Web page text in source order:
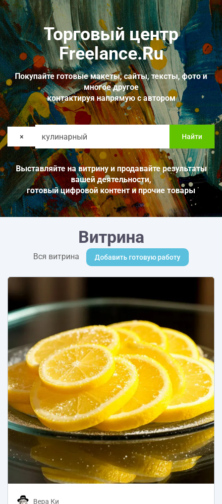
Торговый центр
Freelance.Ru
Покупайте готовые макеты, сайты, тексты, фото и
многое другое
контактируя напрямую с автором
× Найти
Выставляйте на витрину и продавайте результаты
вашей деятельности,
готовый цифровой контент и прочие товары
Витрина
Вся витрина Добавить готовую работу
Вера Ки